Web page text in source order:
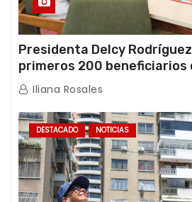
Presidenta Delcy
primeros 200 beneficiarios
de los Abuelos “La
Iliana Rosales
DESTACADO NOTICIAS